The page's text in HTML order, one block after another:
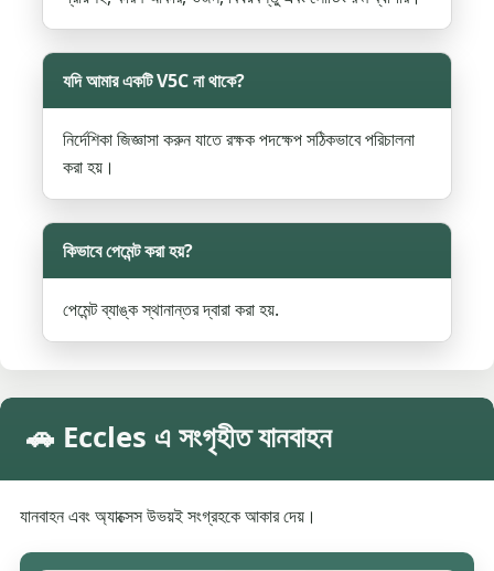
যদি আমার একটি V5C না থাকে?
নির্দেশিকা জিজ্ঞাসা করুন যাতে রক্ষক পদক্ষেপ সঠিকভাবে পরিচালনা
করা হয়।
কিভাবে পেমেন্ট করা হয়?
পেমেন্ট ব্যাঙ্ক স্থানান্তর দ্বারা করা হয়.
🚗 Eccles এ সংগৃহীত যানবাহন
যানবাহন এবং অ্যাক্সেস উভয়ই সংগ্রহকে আকার দেয়।